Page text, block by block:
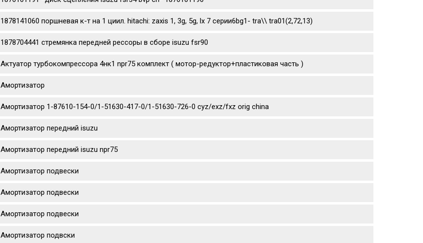
1878141060 поршневая к-т на 1 циил. hitachi: zaxis 1, 3g, 5g, lx 7 серии6bg1- tra\\ tra01(2,72,13)
1878704441 стремянка передней рессоры в сборе isuzu fsr90
Актуатор турбокомпрессора 4нк1 npr75 комплект ( мотор-редуктор+пластиковая часть )
Амортизатор
Амортизатор 1-87610-154-0/1-51630-417-0/1-51630-726-0 cyz/exz/fxz orig china
Амортизатор передний isuzu
Амортизатор передний isuzu npr75
Амортизатор подвески
Амортизатор подвески
Амортизатор подвески
Амортизатор подвски